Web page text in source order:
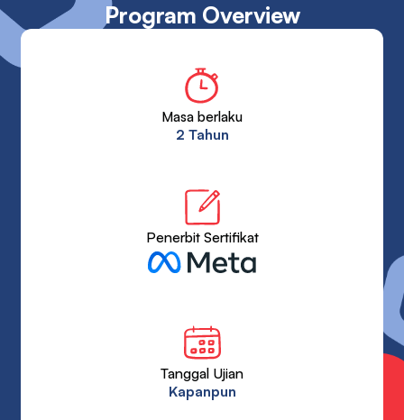
Program Overview
Masa berlaku
2 Tahun
Penerbit Sertifikat
Tanggal Ujian
Kapanpun